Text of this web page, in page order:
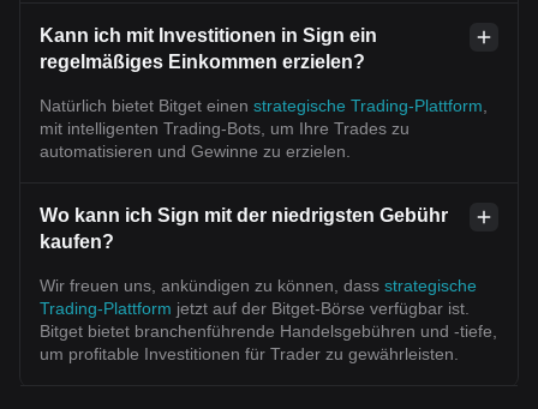
Kann ich mit Investitionen in Sign ein
regelmäßiges Einkommen erzielen?
Natürlich bietet Bitget einen strategische Trading-Plattform
mit intelligenten Trading-Bots, um Ihre Trades zu
automatisieren und Gewinne zu erzielen.
Wo kann ich Sign mit der niedrigsten Gebühr
kaufen?
Wir freuen uns, ankündigen zu können, dass strategische
Trading-Plattform jetzt auf der Bitget-Börse verfügbar ist.
Bitget bietet branchenführende Handelsgebühren und -tiefe,
um profitable Investitionen für Trader zu gewährleisten.